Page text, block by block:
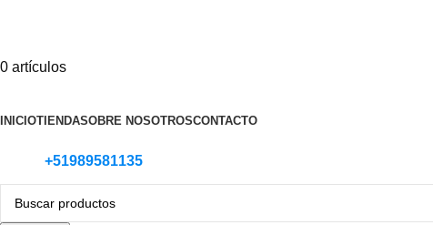
0 artículos
INICIOTIENDASOBRE NOSOTROSCONTACTO
+51989581135